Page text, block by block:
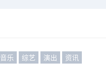
音乐 综艺 演出 资讯